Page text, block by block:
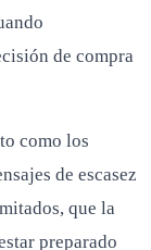
de compra
como los
de escasez
que la
preparado